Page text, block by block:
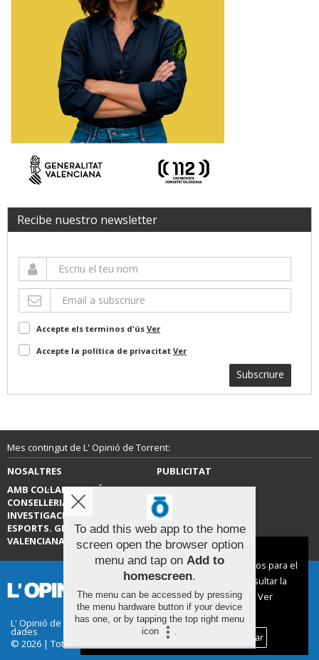
Recibe nuestro newsletter
Accepte els terminos d'ús Ver
Accepte la política de privacitat Ver
Subscriure
Mes contingut de L' Opinió de Torrent:
NOSALTRES
PUBLICITAT
AMB COL·LABORACIÓ DE LA
CONSELLERIA D’EDUCACIÓ,
INVESTIGACIÓ, CULTURA I
ESPORTS. GENERALITAT
VALENCIANA.
CONTACTE
L' Opinió de Torrent |Termes d'ús| Protecció de
dades
© 2026 | Tots els drets reservats
Aviso sobre el Uso de cookies:
Utilizamos cookies nuestras y de terceros para el
funcionamiento del digital. Puedes consultar la
lista de cookies y como desconectarlas.
Ver
nuestra Política de Privacidad y Cookies
Aceptar Cookies
Personalizar
To add this web app to the home
screen open the browser option
menu and tap on Add to
homescreen.
The menu can be accessed by pressing
the menu hardware button if your device
has one, or by tapping the top right menu
icon
.